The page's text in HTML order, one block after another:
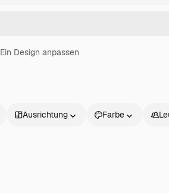
Ein Design anpassen
Ausrichtung Farbe